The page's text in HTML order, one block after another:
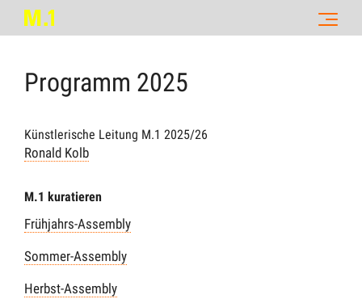
Programm 2025
Künstlerische Leitung M.1 2025/26
Ronald Kolb
M.1 kuratieren
Frühjahrs-Assembly
Sommer-Assembly
Herbst-Assembly